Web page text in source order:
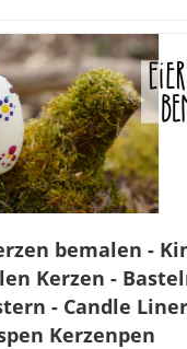
bemalen -
Kerzen -
- Candle Liner
Kerzenpen